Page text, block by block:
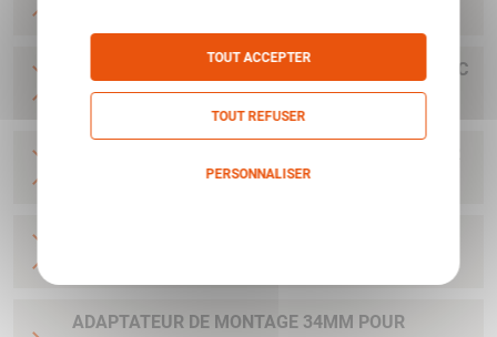
BASE POUR H1&H2&ACRO&MICRO SAFARI AVEC
CLEF ET VIS AIMPOINT
AIMPOINT
ADAPTATEUR DE MONTAGE 34MM POUR
TOUT ACCEPTER
TOUT REFUSER
PERSONNALISER